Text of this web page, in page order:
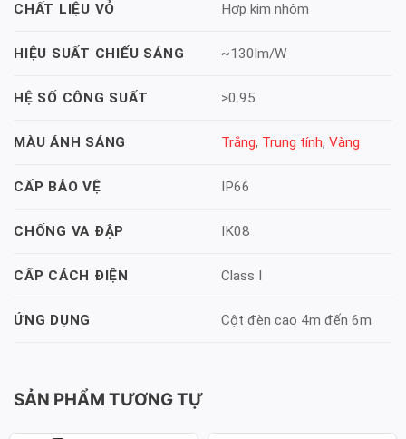
CHẤT LIỆU VỎ Hợp kim nhôm
HIỆU SUẤT CHIẾU SÁNG ~130lm/W
HỆ SỐ CÔNG SUẤT >0.95
MÀU ÁNH SÁNG Trắng, Trung tính, Vàng
CẤP BẢO VỆ IP66
CHỐNG VA ĐẬP IK08
CẤP CÁCH ĐIỆN Class I
ỨNG DỤNG Cột đèn cao 4m đến 6m
SẢN PHẨM TƯƠNG TỰ